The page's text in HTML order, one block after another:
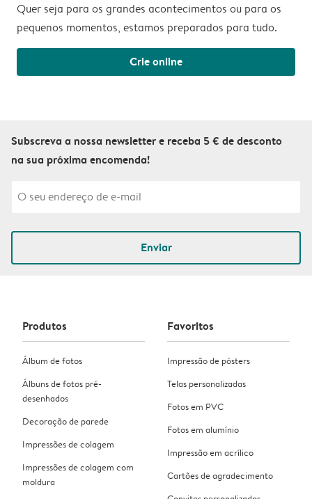
Quer seja para os grandes acontecimentos ou para os
pequenos momentos, estamos preparados para tudo.
Crie online
Subscreva a nossa newsletter e receba 5 € de desconto
na sua próxima encomenda!
Enviar
Produtos
Álbum de fotos
Álbuns de fotos pré-
desenhados
Decoração de parede
Impressões de colagem
Impressões de colagem com
moldura
Favoritos
Impressão de pósters
Telas personalizadas
Fotos em PVC
Fotos em alumínio
Impressão em acrílico
Cartões de agradecimento